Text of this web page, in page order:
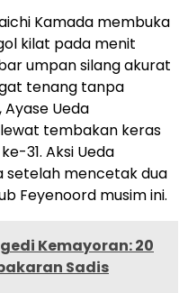
Kamada membuka
kilat pada menit
umpan silang akurat
tenang tanpa
Ueda
tembakan keras
31. Aksi Ueda
setelah mencetak dua
Feyenoord musim ini.
Kemayoran: 20
Sadis